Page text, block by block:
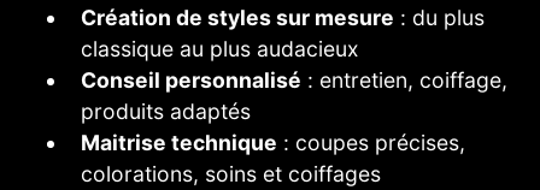
Création de styles sur mesure : du plus
classique au plus audacieux
Conseil personnalisé : entretien, coiffage,
produits adaptés
Maitrise technique : coupes précises,
colorations, soins et coiffages